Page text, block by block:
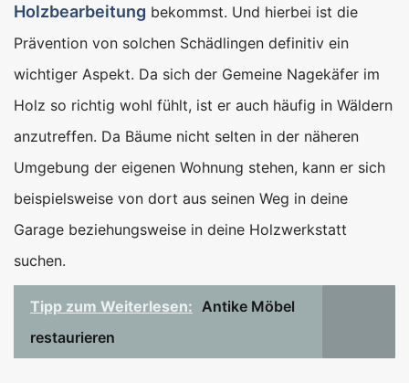
Holzbearbeitung bekommst. Und hierbei ist die
Prävention von solchen Schädlingen definitiv ein
wichtiger Aspekt. Da sich der Gemeine Nagekäfer im
Holz so richtig wohl fühlt, ist er auch häufig in Wäldern
anzutreffen. Da Bäume nicht selten in der näheren
Umgebung der eigenen Wohnung stehen, kann er sich
beispielsweise von dort aus seinen Weg in deine
Garage beziehungsweise in deine Holzwerkstatt
suchen.
Tipp zum Weiterlesen: Antike Möbel
restaurieren